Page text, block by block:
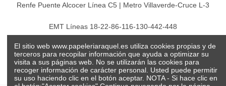
Renfe Puente Alcocer Línea C5 | Metro Villaverde-Cruce L-3
EMT Líneas 18-22-86-116-130-442-448
Todos los precios son indicados con impuestos incluidos
El sitio web www.papeleriaraquel.es utiliza cookies propias y de
terceros para recopilar información que ayuda a optimizar su
visita a sus páginas web. No se utilizarán las cookies para
recoger información de carácter personal. Usted puede permitir
su uso haciendo clic en el botón aceptar. NOTA - Si hace clic en